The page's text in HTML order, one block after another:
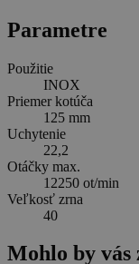
Parametre
Použitie
INOX
Priemer kotúča
125 mm
Uchytenie
22,2
Otáčky max.
12250 ot/min
Veľkosť zrna
40
Mohlo by